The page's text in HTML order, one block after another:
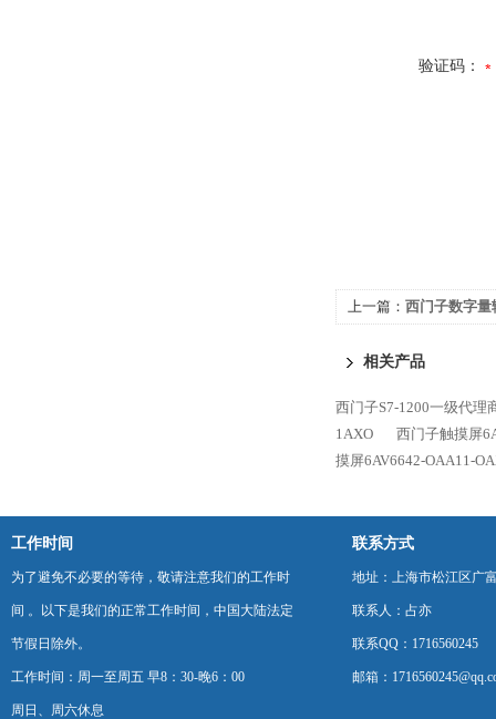
验证码：
上一篇： 西门子数字
相关产品
西门子S7-1200一级代理
1AXO
西门子触摸屏
摸屏6AV6642-OAA11-
工作时间
为了避免不必要的等待，敬请注意我们的工作时
间 。以下是我们的正常工作时间，中国大陆法定
节假日除外。
工作时间：周一至周五 早8：30-晚6：00
周日、周六休息
联系方式
地址：上海市松江区广
联系人：占亦
联系QQ：1716560245
邮箱：